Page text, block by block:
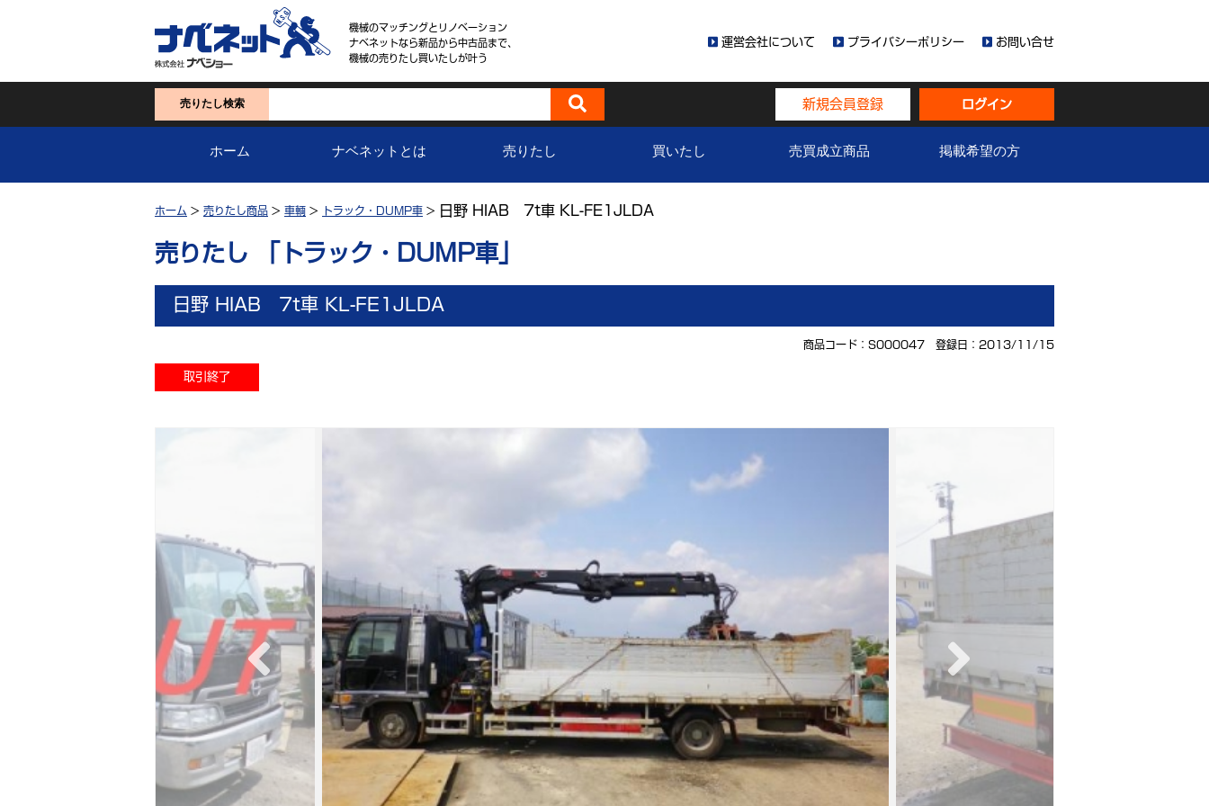
機械のマッチングとリノベーション
ナベネットなら新品から中古品まで、
機械の売りたし買いたしが叶う
運営会社について プライバシーポリシー お問い合せ
売りたし検索 新規会員登録 ログイン
ホーム ナベネットとは 売りたし 買いたし 売買成立商品 掲載希望の方
ホーム > 売りたし商品 > 車輌 > トラック・DUMP車 > 日野 HIAB 7t車 KL-FE1JLDA
売りたし 「トラック・DUMP車」
日野 HIAB 7t車 KL-FE1JLDA
商品コード：S000047 登録日：2013/11/15
取引終了